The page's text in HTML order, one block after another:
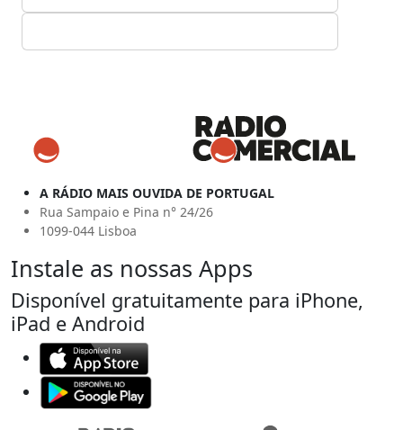
A RÁDIO MAIS OUVIDA DE PORTUGAL
Rua Sampaio e Pina n° 24/26
1099-044 Lisboa
Instale as nossas Apps
Disponível gratuitamente para iPhone,
iPad e Android